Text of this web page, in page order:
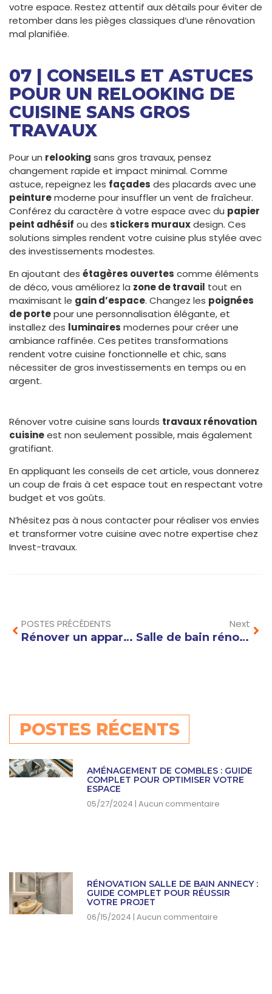
votre espace. Restez attentif aux détails pour éviter de
retomber dans les pièges classiques d’une rénovation
mal planifiée.
07 | CONSEILS ET ASTUCES
POUR UN RELOOKING DE
CUISINE SANS GROS
TRAVAUX
Pour un relooking sans gros travaux, pensez
changement rapide et impact minimal. Comme
astuce, repeignez les façades des placards avec une
peinturemoderne pour insuffler un vent de fraîcheur.
Conférez du caractère à votre espace avec du papier
peint adhésif ou des stickers murauxdesign. Ces
solutions simples rendent votre cuisine plus stylée avec
des investissements modestes.
En ajoutant des étagères ouvertes comme éléments
de déco, vous améliorez la zone de travail tout en
maximisant le gain d’espace. Changez les poignées
de portepour une personnalisation élégante, et
installez des luminaires modernes pour créer une
ambiance raffinée. Ces petites transformations
rendent votre cuisine fonctionnelle et chic, sans
nécessiter de gros investissements en temps ou en
argent.
Rénover votre cuisine sans lourds travaux rénovation
cuisineest non seulement possible, mais également
gratifiant.
En appliquant les conseils de cet article, vous donnerez
un coup de frais à cet espace tout en respectant votre
budget et vos goûts.
N’hésitez pas à nous contacter pour réaliser vos envies
et transformer votre cuisine avec notre expertise chez
Invest-travaux.
POSTES PRÉCÉDENTS
Rénover un appartement ancien : les matériaux à privilégier pour préserver le cachet d’origine
Next
Salle de bain rénovation : astuces et idées pour moderniser votre espace facilement
POSTES RÉCENTS
AMÉNAGEMENT DE COMBLES : GUIDE
COMPLET POUR OPTIMISER VOTRE
ESPACE
05/27/2024 Aucun commentaire
RÉNOVATION SALLE DE BAIN ANNECY :
GUIDE COMPLET POUR RÉUSSIR
VOTRE PROJET
06/15/2024 Aucun commentaire